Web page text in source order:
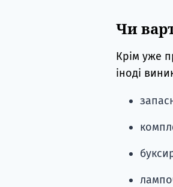
Чи
Крім уже
іноді